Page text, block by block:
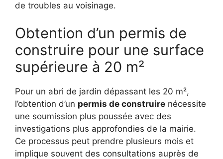
de troubles au voisinage.
Obtention d’un permis de
construire pour une surface
supérieure à 20 m²
Pour un abri de jardin dépassant les 20 m²,
l’obtention d’un permis de construire nécessite
une soumission plus poussée avec des
investigations plus approfondies de la mairie.
Ce processus peut prendre plusieurs mois et
implique souvent des consultations auprès de